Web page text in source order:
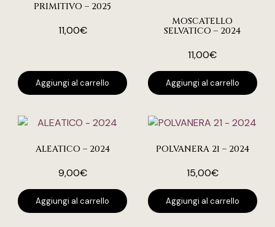
PRIMITIVO – 2025
11,00€
Aggiungi al carrello
MOSCATELLO
SELVATICO – 2024
11,00€
Aggiungi al carrello
ALEATICO – 2024
9,00€
Aggiungi al carrello
POLVANERA 21 – 2024
15,00€
Aggiungi al carrello